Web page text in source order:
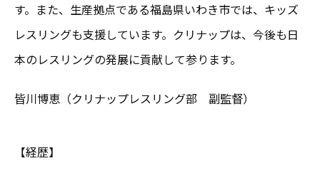
す。また、生産拠点である福島県いわき市では、キッズ
レスリングも支援しています。クリナップは、今後も日
本のレスリングの発展に貢献して参ります。
皆川博恵（クリナップレスリング部 副監督）
【経歴】